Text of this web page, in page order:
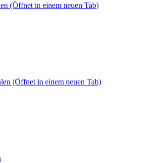
(Öffnet in einem neuen Tab)
(Öffnet in einem neuen Tab)